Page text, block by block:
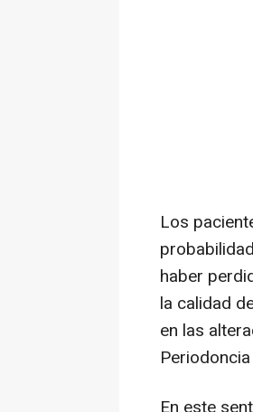
Los
haber
la calidad
en las